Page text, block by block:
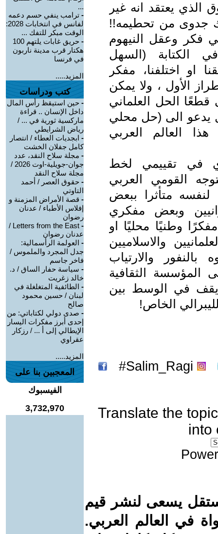
الذي يعتقد انه غير
جدوى من تحطيمه!!
فكر وعقل النيهوم
الكتابة (السهل
او اختلفنا، مفكر
الأول ، ولا يمكن
قطعًا الحل العلماني
يدعو الى (حل محلي
العالم العربي
في تقييمي لخط
القومي العربي
متأثرا ببعض
وبعض مفكري
وطنيًا محليًا او
والاسلاميين
والارتياب
المؤسسة الثقافية
يقف في الوسط بين
الخاص!
Salim_Ragi#
Translate the topic
into
يسعى لنشر قيم
في العالم العربي.
...
- ترامب ينفي حسم دعمه
لفانس في انتخابات 2028:
الوقت مبكر للتفك ...
-
حريق غابات يلتهم 100
هكتار قرب مدينة ناربون
في فرنسا
المزيد.....
كتب ودراسات
- حين استيقظ رأس المال
داخل الإنسان .. قراءة
ماركسية ثورية في ... /
رياض الشرايطي
- ابجديات العطاء / انتصار
كامل جفلان الخشت
- مجلة سلاح النقد، عدد
جوان-جويلية-اوت 2026 /
مجلة سلاح النقد
- حقوق العصر / أحمد
التاوتي
- قصة الأمراض المزمنة و
إفلاس الأطباء / عدنان
رضوان
-
Letters from the East /
عدنان رضوان
- العولمة الرأسمالية:
جدل المجرد والملموس /
فاخر جاسم
- سياسة حفار الساق / د.
خالد زغريت
- الطائفية المتغلغلة في
لبنان / حسين محمود
صالح
- صدى دولي لكتاباتي: من
إحدى أبرز مفكرات اليسار
الإيطالي إلى أ ... / رزكار
عقراوي
المزيد.....
المعجبين بنا على
الفيسبوك
3,732,970